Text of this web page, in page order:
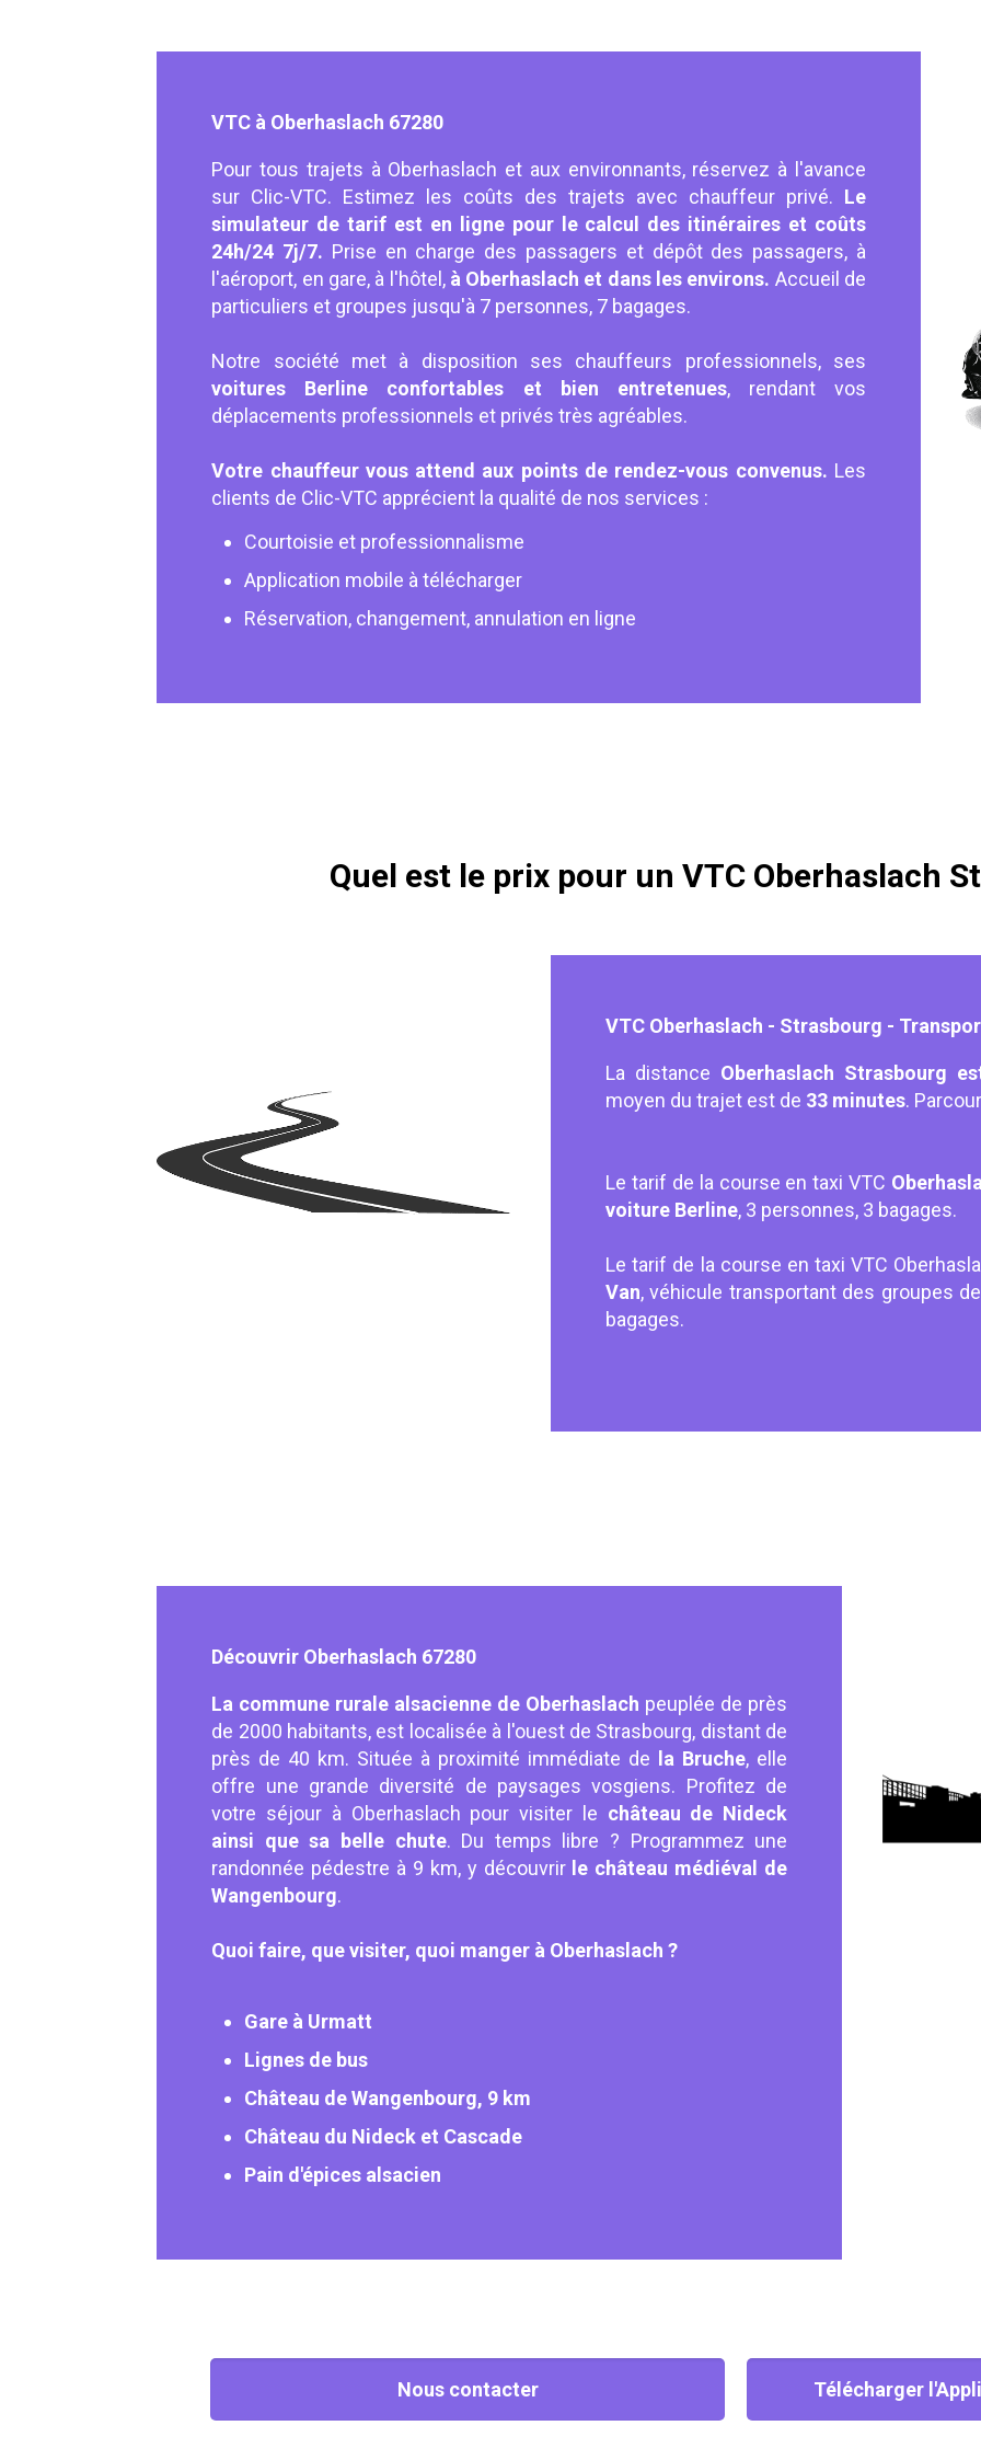
VTC à Oberhaslach 67280
Pour tous trajets à Oberhaslach et aux environnants, réservez à l'avance
sur Clic-VTC. Estimez les coûts des trajets avec chauffeur privé. Le
simulateur de tarif est en ligne pour le calcul des itinéraires et coûts
24h/24 7j/7. Prise en charge des passagers et dépôt des passagers, à
l'aéroport, en gare, à l'hôtel,à Oberhaslach et dans les environs. Accueil de
particuliers et groupes jusqu'à 7 personnes, 7 bagages.
Notre société met à disposition ses chauffeurs professionnels, ses
voitures Berline confortables et bien entretenues, rendant vos
déplacements professionnels et privés très agréables.
Votre chauffeur vous attend aux points de rendez-vous convenus. Les
clients de Clic-VTC apprécient la qualité de nos services :
Courtoisie et professionnalisme
Application mobile à télécharger
Réservation, changement, annulation en ligne
Quel est le prix pour un VTC Oberhaslach
VTC Oberhaslach - Strasbourg -
La distance Oberhaslach Strasbourg
moyen du trajet est de 33 minutes.
Le tarif de la course en taxi VTC
voiture Berline, 3 personnes, 3 bagages.
Le tarif de la course en taxi VTC
Van, véhicule transportant des groupes
bagages.
Découvrir Oberhaslach 67280
La commune rurale alsacienne de Oberhaslach peuplée de près
de 2000 habitants, est localisée à l'ouest de Strasbourg, distant de
près de 40 km. Située à proximité immédiate de
la Bruche, elle
offre une grande diversité de paysages vosgiens. Profitez de
votre séjour à Oberhaslach pour visiter le château de Nideck
ainsi que sa belle chute. Du temps libre ? Programmez une
randonnée pédestre à 9 km, y découvrir le château médiéval de
Wangenbourg.
Quoi faire, que visiter, quoi manger à Oberhaslach ?
Gare à Urmatt
Lignes de bus
Château de Wangenbourg, 9 km
Château du Nideck et Cascade
Pain d'épices alsacien
Nous contacter Télécharger